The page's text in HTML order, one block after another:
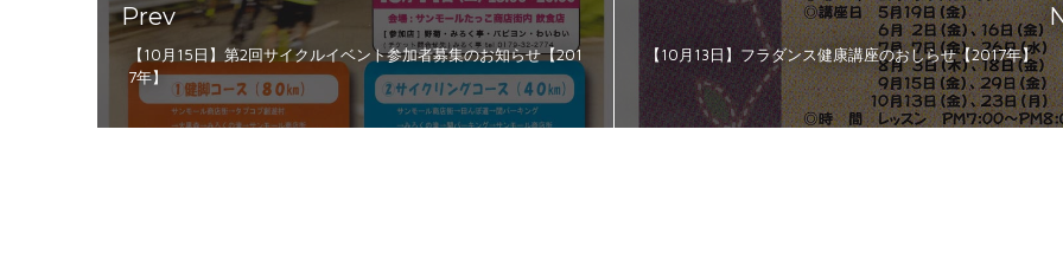
Prev
【10月15日】第2回サイクルイベント参加者募集のお知らせ【201
7年】
【10月13日】フラダンス健康講座のおしらせ【2017年】